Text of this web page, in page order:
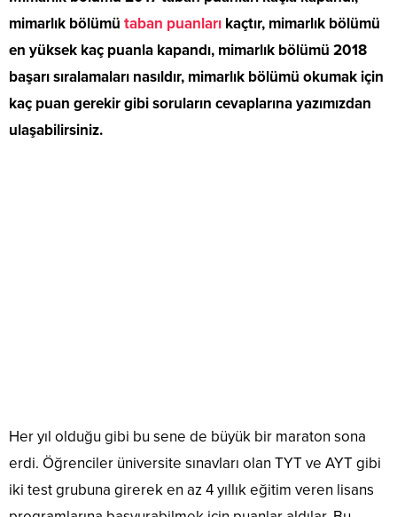
mimarlık bölümü taban puanları kaçtır, mimarlık bölümü
en yüksek kaç puanla kapandı, mimarlık bölümü 2018
başarı sıralamaları nasıldır, mimarlık bölümü okumak için
kaç puan gerekir gibi soruların cevaplarına yazımızdan
ulaşabilirsiniz.
Her yıl olduğu gibi bu sene de büyük bir maraton sona
erdi. Öğrenciler üniversite sınavları olan TYT ve AYT gibi
iki test grubuna girerek en az 4 yıllık eğitim veren lisans